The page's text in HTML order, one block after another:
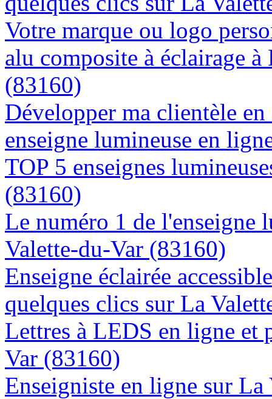
Votre marque ou logo
alu composite à éclairage
(83160)
Développer ma clientèle
enseigne lumineuse en
TOP 5 enseignes
(83160)
Le numéro 1 de l'enseigne
Valette-du-Var (83160)
Enseigne éclairée
quelques clics sur La
Lettres à LEDS en ligne et
Var (83160)
Enseigniste en ligne sur